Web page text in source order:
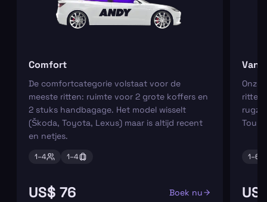
Comfort
De comfortcategorie volstaat voor de
meeste ritten: ruimte voor 2 grote koffers en
2 stuks handbagage. Het model wisselt
(Škoda, Toyota, Lexus) maar is altijd recent
en netjes.
1–4 1–4
US$ 76 Boek nu
Van
Onze
ritten
1–6